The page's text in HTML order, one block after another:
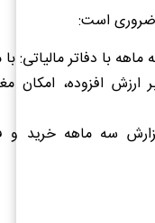
ضروری است:
با دفاتر مالیاتی: با
ارزش افزوده، امکان
سه ماهه خرید